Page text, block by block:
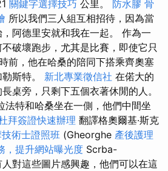
關鍵字選擇技巧 公里。 防水膠 骨
所以我們三人組互相招待，因為當
阿德里安就和我在一起。 作為一
破壞跑步，尤其是比賽，即使它只
前，他在哈桑的陪同下搭乘齊奧塞
斯特。 新北專業徵信社 在偌大的
桌旁，只剩下五個衣著休閒的人。
法特和哈桑坐在一側，他們中間坐
拜簽證快速辦理 翻譯格奧爾基·斯克
術士證照班 (Gheorghe 產後護理
，提升網站曝光度 Scrba-
對這些圖片感興趣，他們可以在這